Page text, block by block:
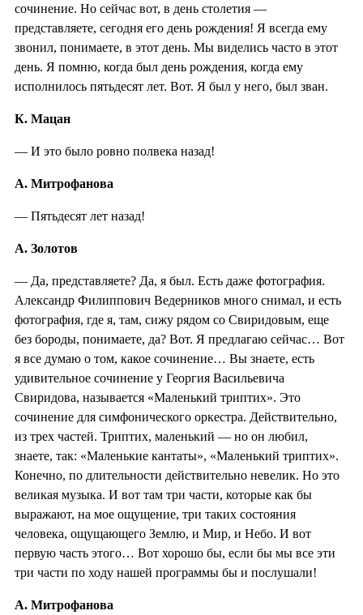
сочинение. Но сейчас вот, в день столетия —
представляете, сегодня его день рождения! Я всегда ему
звонил, понимаете, в этот день. Мы виделись часто в этот
день. Я помню, когда был день рождения, когда ему
исполнилось пятьдесят лет. Вот. Я был у него, был зван.
К. Мацан
— И это было ровно полвека назад!
А. Митрофанова
— Пятьдесят лет назад!
А. Золотов
— Да, представляете? Да, я был. Есть даже фотография.
Александр Филиппович Ведерников много снимал, и есть
фотография, где я, там, сижу рядом со Свиридовым, еще
без бороды, понимаете, да? Вот. Я предлагаю сейчас… Вот
я все думаю о том, какое сочинение… Вы знаете, есть
удивительное сочинение у Георгия Васильевича
Свиридова, называется «Маленький триптих». Это
сочинение для симфонического оркестра. Действительно,
из трех частей. Триптих, маленький — но он любил,
знаете, так: «Маленькие кантаты», «Маленький триптих».
Конечно, по длительности действительно невелик. Но это
великая музыка. И вот там три части, которые как бы
выражают, на мое ощущение, три таких состояния
человека, ощущающего Землю, и Мир, и Небо. И вот
первую часть этого… Вот хорошо бы, если бы мы все эти
три части по ходу нашей программы бы и послушали!
А. Митрофанова